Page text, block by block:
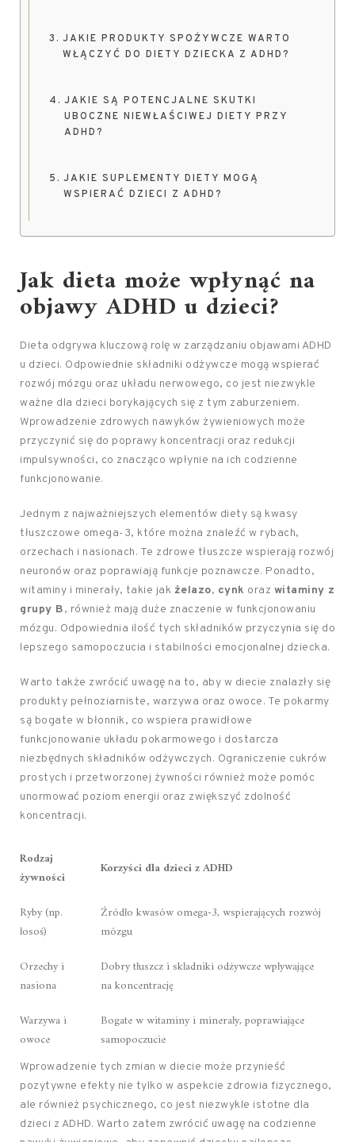
JAKIE PRODUKTY SPOŻYWCZE WARTO
WŁĄCZYĆ DO DIETY DZIECKA Z ADHD?
JAKIE SĄ POTENCJALNE SKUTKI
UBOCZNE NIEWŁAŚCIWEJ DIETY PRZY
ADHD?
JAKIE SUPLEMENTY DIETY MOGĄ
WSPIERAĆ DZIECI Z ADHD?
Jak dieta może wpłynąć na
objawy ADHD u dzieci?
Dieta odgrywa kluczową rolę w zarządzaniu objawami ADHD
u dzieci. Odpowiednie składniki odżywcze mogą wspierać
rozwój mózgu oraz układu nerwowego, co jest niezwykle
ważne dla dzieci borykających się z tym zaburzeniem.
Wprowadzenie zdrowych nawyków żywieniowych może
przyczynić się do poprawy koncentracji oraz redukcji
impulsywności, co znacząco wpłynie na ich codzienne
funkcjonowanie.
Jednym z najważniejszych elementów diety są kwasy
tłuszczowe omega-3, które można znaleźć w rybach,
orzechach i nasionach. Te zdrowe tłuszcze wspierają rozwój
neuronów oraz poprawiają funkcje poznawcze. Ponadto,
witaminy i minerały, takie jak żelazo, cynk oraz witaminy z
grupy B, również mają duże znaczenie w funkcjonowaniu
mózgu. Odpowiednia ilość tych składników przyczynia się do
lepszego samopoczucia i stabilności emocjonalnej dziecka.
Warto także zwrócić uwagę na to, aby w diecie znalazły się
produkty pełnoziarniste, warzywa oraz owoce. Te pokarmy
są bogate w błonnik, co wspiera prawidłowe
funkcjonowanie układu pokarmowego i dostarcza
niezbędnych składników odżywczych. Ograniczenie cukrów
prostych i przetworzonej żywności również może pomóc
unormować poziom energii oraz zwiększyć zdolność
koncentracji.
Rodzaj
żywności
Korzyści dla dzieci z ADHD
Ryby (np.
łosoś)
Źródło kwasów omega-3, wspierających rozwój
mózgu
Orzechy i
nasiona
Dobry tłuszcz i składniki odżywcze wpływające
na koncentrację
Warzywa i
owoce
Bogate w witaminy i minerały, poprawiające
samopoczucie
Wprowadzenie tych zmian w diecie może przynieść
pozytywne efekty nie tylko w aspekcie zdrowia fizycznego,
ale również psychicznego, co jest niezwykle istotne dla
dzieci z ADHD. Warto zatem zwrócić uwagę na codzienne